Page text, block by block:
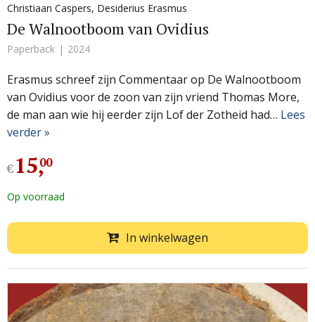
Christiaan Caspers, Desiderius Erasmus
De Walnootboom van Ovidius
Paperback 2024
Erasmus schreef zijn Commentaar op De Walnootboom
van Ovidius voor de zoon van zijn vriend Thomas More,
de man aan wie hij eerder zijn Lof der Zotheid had… Lees
verder »
€15,00
Op voorraad
In winkelwagen